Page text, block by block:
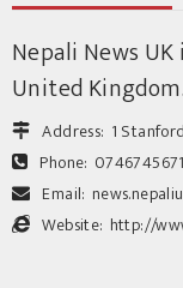
श्रीकृष्ण उप्रेती
Nepali News
United Kingdom.
Address: 1
Phone:
Email:
Website: http://